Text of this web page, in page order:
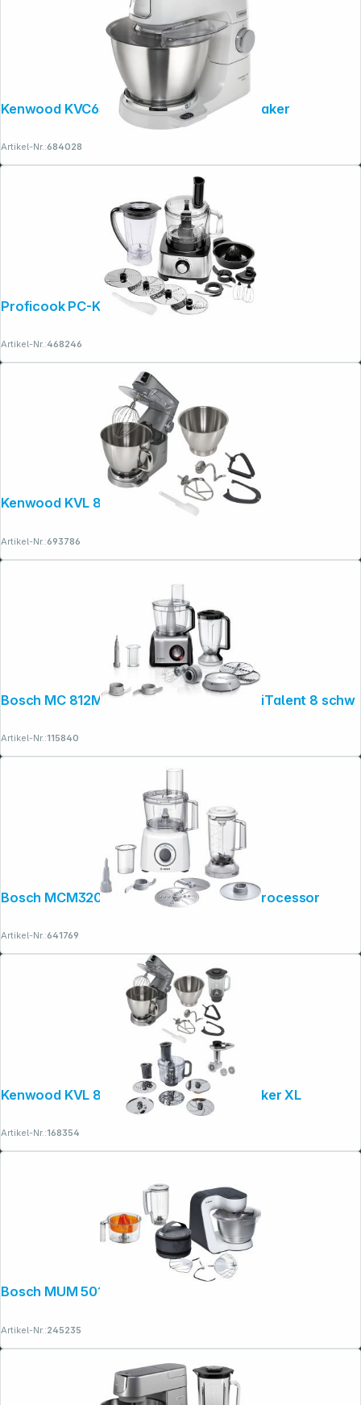
Kenwood KVC65.001WH Titanium Chef Baker
Artikel-Nr.:684028
Proficook PC-KM 1063
Artikel-Nr.:468246
Kenwood KVL 85.004SI
Artikel-Nr.:693786
Bosch MC 812M814 Foodprocessor MultiTalent 8 schw
Artikel-Nr.:115840
Bosch MCM3200W MultiTalent 3 Food Processor
Artikel-Nr.:641769
Kenwood KVL 85.594SI Titanium Chef Baker XL
Artikel-Nr.:168354
Artikel-Nr.:245235